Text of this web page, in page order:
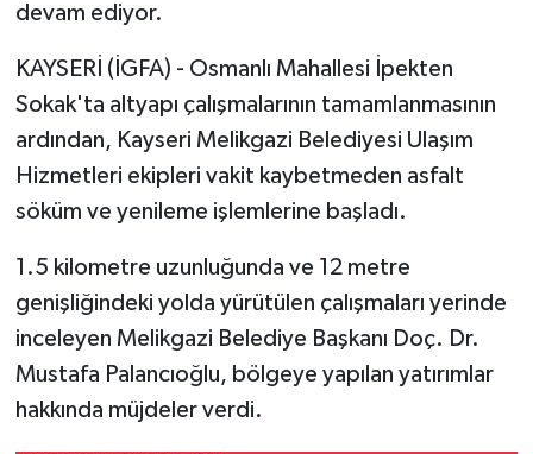
devam ediyor.
KAYSERİ (İGFA) - Osmanlı Mahallesi İpekten
Sokak'ta altyapı çalışmalarının tamamlanmasının
ardından, Kayseri Melikgazi Belediyesi Ulaşım
Hizmetleri ekipleri vakit kaybetmeden asfalt
söküm ve yenileme işlemlerine başladı.
1.5 kilometre uzunluğunda ve 12 metre
genişliğindeki yolda yürütülen çalışmaları yerinde
inceleyen Melikgazi Belediye Başkanı Doç. Dr.
Mustafa Palancıoğlu, bölgeye yapılan yatırımlar
hakkında müjdeler verdi.